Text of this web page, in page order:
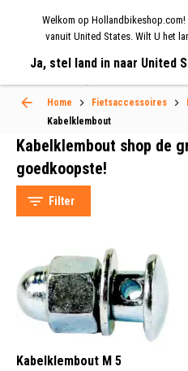
Welkom op
vanuit United States. Wilt U het
Ja, stel land in naar United
Home Fietsaccessoires
Kabelklembout
Bofix (26)
Elvedes (21)
XLC (11)
Hollandbikeshop (10)
Kabelklembout shop de
goedkoopste!
Filter
Kabelklembout M 5